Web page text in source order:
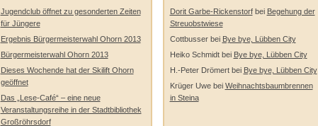
Jugendclub öffnet zu gesonderten Zeiten
für Jüngere
Ergebnis Bürgermeisterwahl Ohorn 2013
Bürgermeisterwahl Ohorn 2013
Dieses Wochende hat der Skilift Ohorn
geöffnet
Das „Lese-Café“ – eine neue
Veranstaltungsreihe in der Stadtbibliothek
Großröhrsdorf
Dorit Garbe-Rickenstorfbei Begehung der
Streuobstwiese
Cottbusserbei Bye bye, Lübben City
Heiko Schmidtbei Bye bye, Lübben City
H.-Peter Drömertbei Bye bye, Lübben City
Krüger Uwebei Weihnachtsbaumbrennen
in Steina